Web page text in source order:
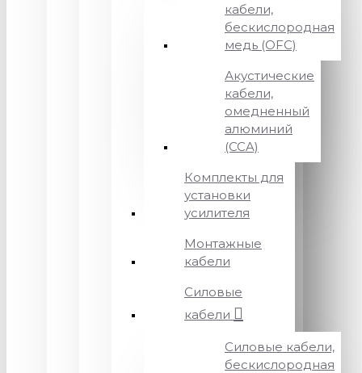
кабели,
бескислородная
медь (OFC)
Акустические
кабели,
омедненный
алюминий
(CCA)
Комплекты для
установки
усилителя
Монтажные
кабели
Силовые
кабели
Силовые кабели,
бескислородная